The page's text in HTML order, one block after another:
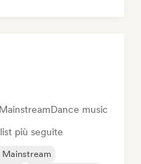
Dance music
più seguite